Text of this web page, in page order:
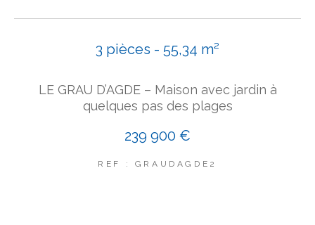
3 pièces - 55,34 m²
LE GRAU D’AGDE – Maison avec jardin à
quelques pas des plages
239 900 €
REF : GRAUDAGDE2